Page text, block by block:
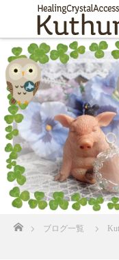
ブログ一覧